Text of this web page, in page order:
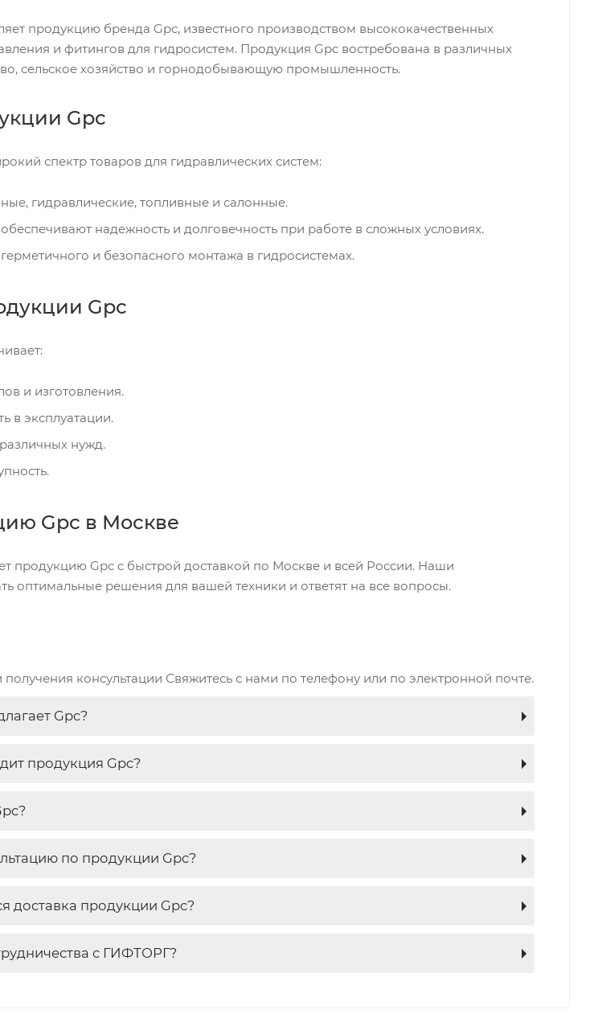
продукцию бренда Gpc, известного производством высококачественных
и фитингов для гидросистем. Продукция Gpc востребована в различных
сельское хозяйство и горнодобывающую промышленность.
Gpc
спектр товаров для гидравлических систем:
гидравлические, топливные и салонные.
надежность и долговечность при работе в сложных условиях.
и безопасного монтажа в гидросистемах.
Gpc
и изготовления.
в эксплуатации.
нужд.
Gpc в Москве
продукцию Gpc с быстрой доставкой по Москве и всей России. Наши
оптимальные решения для вашей техники и ответят на все вопросы.
консультации Свяжитесь с нами по телефону или по электронной почте.
Gpc?
продукция Gpc?
по продукции Gpc?
доставка продукции Gpc?
с ГИФТОРГ?